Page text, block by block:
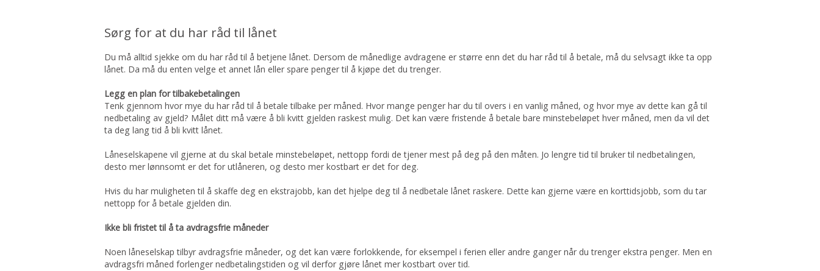
Sørg for at du har råd til lånet
Du må alltid sjekke om du har råd til å betjene lånet. Dersom de månedlige avdragene er større enn det du har råd til å betale, må du selvsagt ikke ta opp
lånet. Da må du enten velge et annet lån eller spare penger til å kjøpe det du trenger.
Legg en plan for tilbakebetalingen
Tenk gjennom hvor mye du har råd til å betale tilbake per måned. Hvor mange penger har du til overs i en vanlig måned, og hvor mye av dette kan gå til
nedbetaling av gjeld? Målet ditt må være å bli kvitt gjelden raskest mulig. Det kan være fristende å betale bare minstebeløpet hver måned, men da vil det
ta deg lang tid å bli kvitt lånet.
Låneselskapene vil gjerne at du skal betale minstebeløpet, nettopp fordi de tjener mest på deg på den måten. Jo lengre tid til bruker til nedbetalingen,
desto mer lønnsomt er det for utlåneren, og desto mer kostbart er det for deg.
Hvis du har muligheten til å skaffe deg en ekstrajobb, kan det hjelpe deg til å nedbetale lånet raskere. Dette kan gjerne være en korttidsjobb, som du tar
nettopp for å betale gjelden din.
Ikke bli fristet til å ta avdragsfrie måneder
Noen låneselskap tilbyr avdragsfrie måneder, og det kan være forlokkende, for eksempel i ferien eller andre ganger når du trenger ekstra penger. Men en
avdragsfri måned forlenger nedbetalingstiden og vil derfor gjøre lånet mer kostbart over tid.